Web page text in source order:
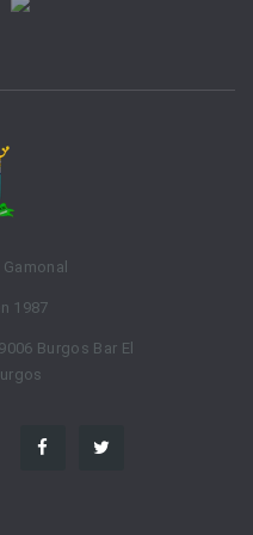
1987
Burgos Bar El